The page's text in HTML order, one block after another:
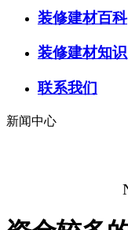
装修建材百科
装修建材知识
联系我们
新闻中心